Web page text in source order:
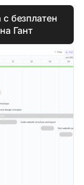
безплатен
Гант